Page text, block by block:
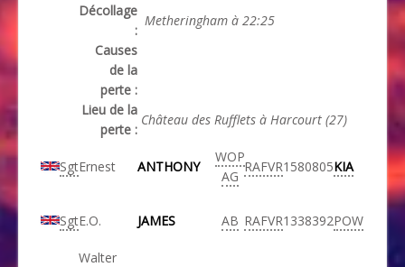
Décollage
:
Metheringham à 22:25
Causes
de la
perte :
Lieu de la
perte :
Château des Rufflets à Harcourt (27)
SgtErnest ANTHONY
WOP
AG
RAFVR1580805KIA
SgtE.O. JAMES AB RAFVR1338392POW
Walter